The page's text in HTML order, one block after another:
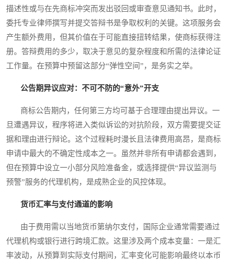
描述性或与在先商标冲突而发出驳回或审查意见通知书。此时，
委托专业律师撰写并提交答辩书是争取权利的关键。这项服务会
产生额外费用，但其价值在于可能直接扭转结果，使商标获得注
册。答辩费用的多少，取决于意见的复杂程度和所需的法律论证
工作量。在预算中预留这部分“弹性空间”，是务实之举。
公告期异议应对：不可不防的“意外”开支
商标公告期内，任何第三方均可基于合理理由提出异议。一
旦遭遇异议，程序将进入类似诉讼的对抗阶段，双方需要提交证
据和理由进行辩论。这个过程耗时漫长且法律费用高昂，是商标
申请中最大的不确定性成本之一。虽然并非所有申请都会遇到，
但在预算中设立一小部分风险准备金，或选择提供“异议监测与
预警”服务的代理机构，是成熟企业的风控体现。
货币汇率与支付通道的影响
由于费用需以当地货币第纳尔支付，国际企业通常需要通过
代理机构或银行进行跨境汇款。这里涉及两个成本变量：一是汇
率波动，从预算到实际支付期间，汇率变化可能影响最终以本币